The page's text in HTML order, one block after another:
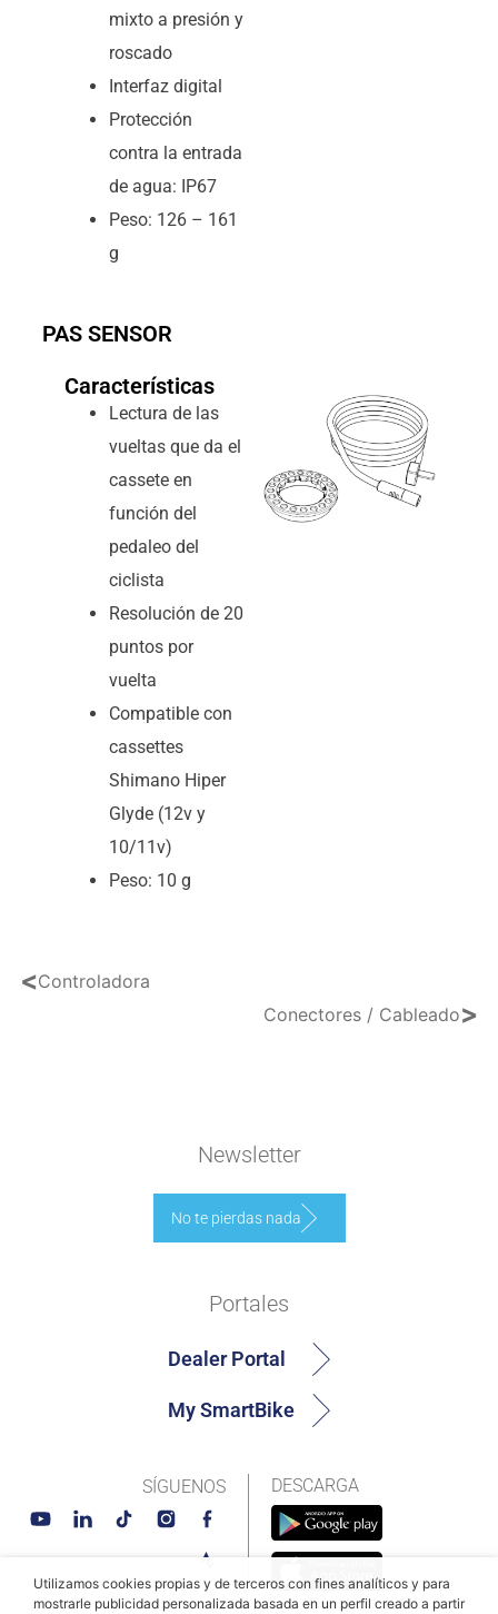
mixto a presión y
roscado
Interfaz digital
Protección
contra la entrada
de agua: IP67
Peso: 126 – 161
g
PAS SENSOR
Características
Lectura de las
vueltas que da el
cassete en
función del
pedaleo del
ciclista
Resolución de 20
puntos por
vuelta
Compatible con
cassettes
Shimano Hiper
Glyde (12v y
10/11v)
Peso: 10 g
<Controladora
Conectores / Cableado>
Newsletter
No te pierdas nada
DESCARGA
Portales
Dealer Portal
My SmartBike
SÍGUENOS
Utilizamos cookies propias y de terceros con fines analíticos y para
mostrarle publicidad personalizada basada en un perfil creado a partir